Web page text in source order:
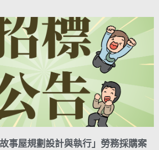
事屋規劃設計與執行」勞務採購案